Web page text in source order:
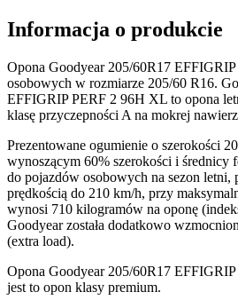
Informacja o produkcie
Opona Goodyear 205/60R17
osobowych w rozmiarze 205/60 R16.
EFFIGRIP PERF 2 96H XL to opona
klasę przyczepności A na mokrej
Prezentowane ogumienie o szerokości
wynoszącym 60% szerokości i średnicy
do pojazdów osobowych na sezon letni,
prędkością do 210 km/h, przy
wynosi 710 kilogramów na oponę
Goodyear została dodatkowo
(extra load).
Opona Goodyear 205/60R17
jest to opon klasy premium.